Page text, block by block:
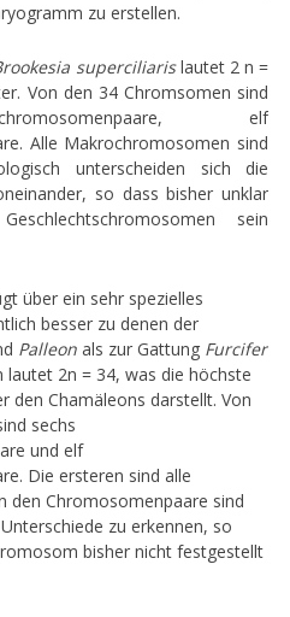
zu erstellen.
superciliarislautet 2 n =
Von den 34 Chromsomen sind
elf
Alle Makrochromosomen sind
unterscheiden sich die
so dass bisher unklar
sein
über ein sehr spezielles
besser zu denen der
Palleonals zur Gattung Furcifer
2n = 34, was die höchste
den Chamäleons darstellt. Von
sechs
und elf
Die ersteren sind alle
den Chromosomenpaare sind
zu erkennen, so
bisher nicht festgestellt